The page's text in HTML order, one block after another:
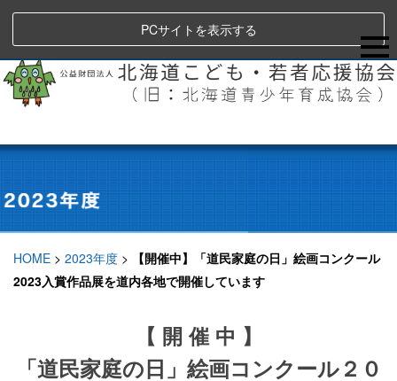
PCサイトを表示する
HOME > 2023年度 >
【開催中】「道民家庭の日」絵画コンクール
2023入賞作品展を道内各地で開催しています
【 開 催 中 】
「道民家庭の日」絵画コンクール２０